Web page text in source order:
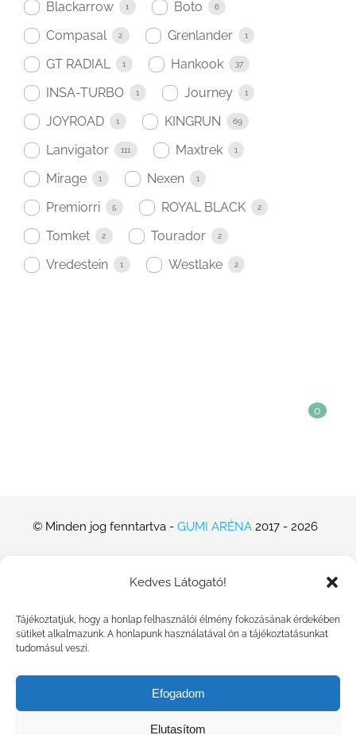
Kedves Látogató!
Tájékoztatjuk, hogy a honlap felhasználói élmény fokozásának érdekében
sütiket alkalmazunk. A honlapunk használatával ön a tájékoztatásunkat
tudomásul veszi.
Efogadom
Elutasítom
Blackarrow 1 Boto 6
Compasal 2 Grenlander 1
GT RADIAL 1 Hankook 37
INSA-TURBO 1 Journey 1
JOYROAD 1 KINGRUN 69
Lanvigator 111 Maxtrek 1
Mirage 1 Nexen 1
Premiorri 5 ROYAL BLACK 2
Tomket 2 Tourador 2
Vredestein 1 Westlake 2
0
© Minden jog fenntartva - GUMI ARÉNA2017 - 2026